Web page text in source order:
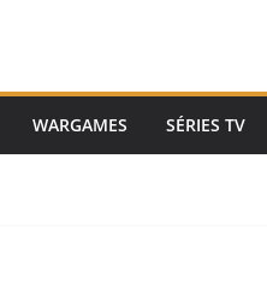
WARGAMES SÉRIES TV